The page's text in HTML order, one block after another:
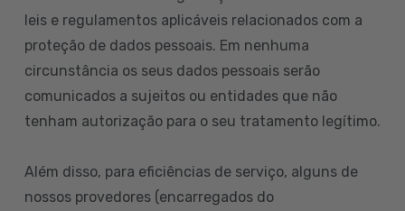
leis e regulamentos aplicáveis relacionados com a
proteção de dados pessoais. Em nenhuma
circunstância os seus dados pessoais serão
comunicados a sujeitos ou entidades que não
tenham autorização para o seu tratamento legítimo.
Além disso, para eficiências de serviço, alguns de
nossos provedores (encarregados do